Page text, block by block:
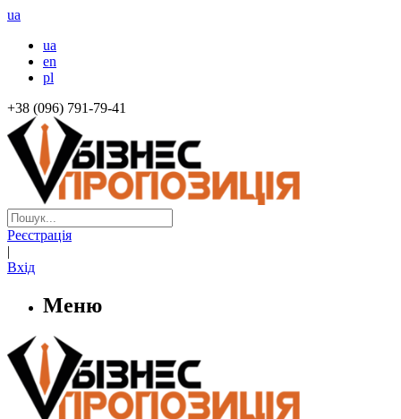
ua
ua
en
pl
+38 (096) 791-79-41
Реєстрація
|
Вхід
Меню